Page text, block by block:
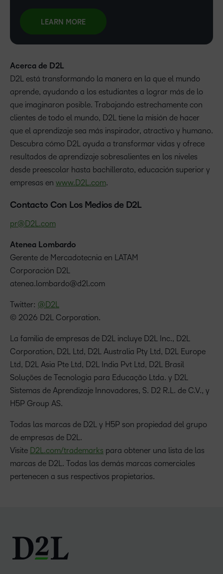
LEARN MORE
Acerca de D2L
D2L está transformando la manera en la que el mundo
aprende, ayudando a los estudiantes a lograr más de lo
que imaginaron posible. Trabajando estrechamente con
clientes de todo el mundo, D2L tiene la misión de hacer
que el aprendizaje sea más inspirador, atractivo y humano.
Descubra cómo D2L ayuda a transformar vidas y ofrece
resultados de aprendizaje sobresalientes en los niveles
desde preescolar hasta bachillerato, educación superior y
empresas en www.D2L.com.
Contacto Con Los Medios de D2L
pr@D2L.com
Atenea Lombardo
Gerente de Mercadotecnia en LATAM
Corporación D2L
atenea.lombardo@d2l.com
Twitter: @D2L
© 2026 D2L Corporation.
La familia de empresas de D2L incluye D2L Inc., D2L
Corporation, D2L Ltd, D2L Australia Pty Ltd, D2L Europe
Ltd, D2L Asia Pte Ltd, D2L India Pvt Ltd, D2L Brasil
Soluções de Tecnologia para Educação Ltda. y D2L
Sistemas de Aprendizaje Innovadores, S. D2 R.L. de C.V., y
H5P Group AS.
Todas las marcas de D2L y H5P son propiedad del grupo
de empresas de D2L.
Visite D2L.com/trademarks para obtener una lista de las
marcas de D2L. Todas las demás marcas comerciales
pertenecen a sus respectivos propietarios.